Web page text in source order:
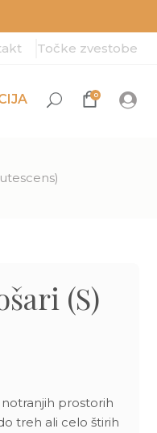
Točke zvestobe
0
(S)
notranjih prostorih
treh ali celo štirih